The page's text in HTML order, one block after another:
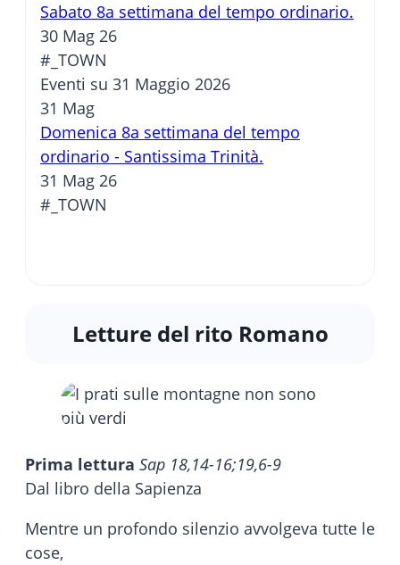
Sabato 8a settimana del tempo ordinario.
30 Mag 26
#_TOWN
Eventi su 31 Maggio 2026
31 Mag
Domenica 8a settimana del tempo
ordinario - Santissima Trinità.
31 Mag 26
#_TOWN
Letture del rito Romano
Prima lettura Sap 18,14-16;19,6-9
Dal libro della Sapienza
Mentre un profondo silenzio avvolgeva tutte le
cose,